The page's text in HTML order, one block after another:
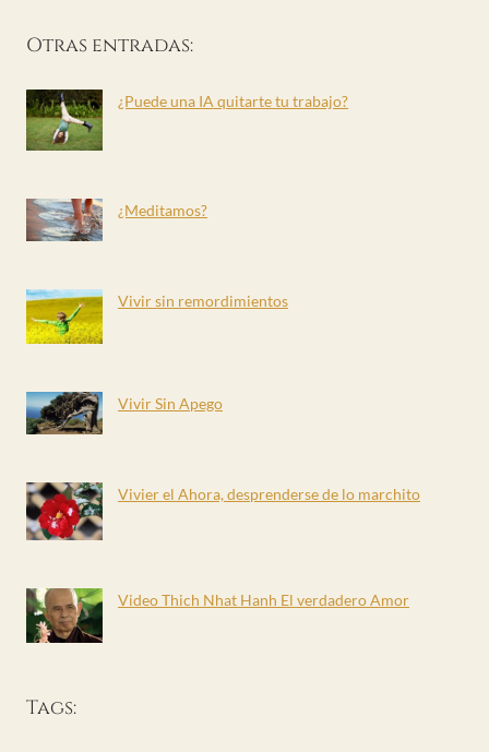
Otras entradas:
¿Puede una IA quitarte tu trabajo?
¿Meditamos?
Vivir sin remordimientos
Vivir Sin Apego
Vivier el Ahora, desprenderse de lo marchito
Video Thich Nhat Hanh El verdadero Amor
Tags: